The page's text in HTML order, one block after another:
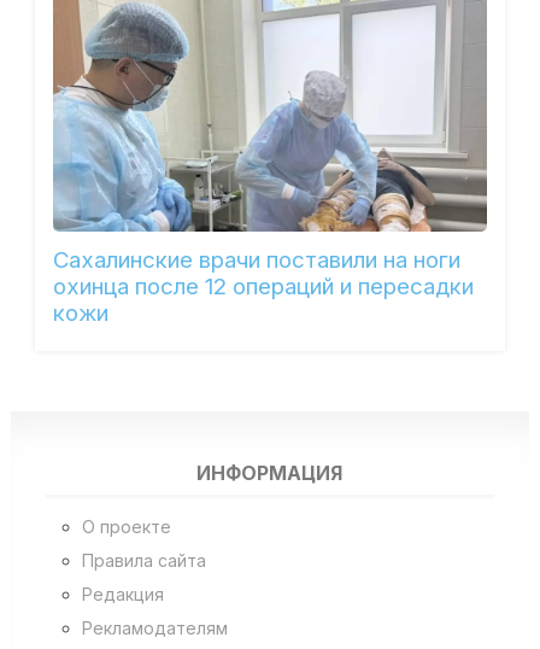
Сахалинские врачи поставили на ноги
охинца после 12 операций и пересадки
кожи
ИНФОРМАЦИЯ
О проекте
Правила сайта
Редакция
Рекламодателям